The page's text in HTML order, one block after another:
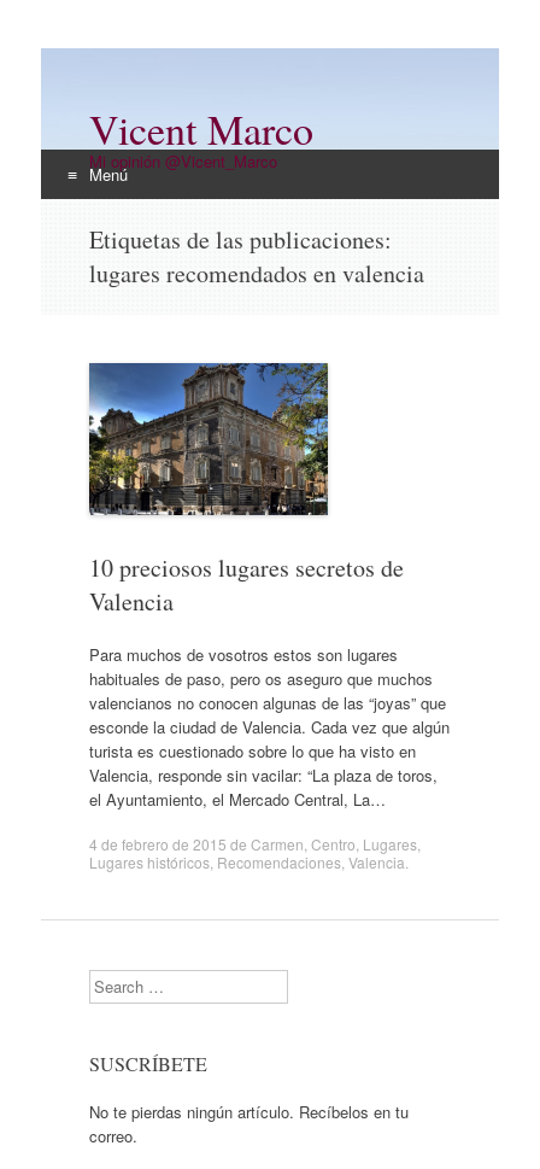
Vicent Marco
Mi opinión @Vicent_Marco
Menú
contenido
Etiquetas de las publicaciones:
lugares recomendados en valencia
10 preciosos lugares secretos de
Valencia
Para muchos de vosotros estos son lugares
habituales de paso, pero os aseguro que muchos
valencianos no conocen algunas de las “joyas” que
esconde la ciudad de Valencia. Cada vez que algún
turista es cuestionado sobre lo que ha visto en
Valencia, responde sin vacilar: “La plaza de toros,
el Ayuntamiento, el Mercado Central, La…
4 de febrero de 2015 de Carmen Centro Lugares,
Lugares históricos, Recomendaciones, Valencia
Search
SUSCRÍBETE
No te pierdas ningún artículo. Recíbelos en tu
correo.